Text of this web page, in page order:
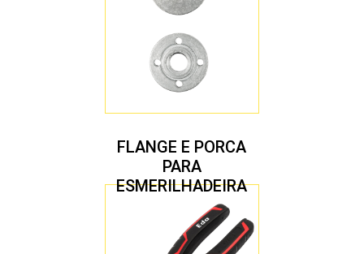
FLANGE E PORCA
PARA
ESMERILHADEIRA
4.1/2″ 20,00 MM